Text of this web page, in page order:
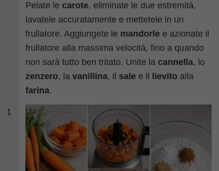
1
Pelate le carote, eliminate le due estremità,
lavatele accuratamente e mettetele in un
frullatore. Aggiungete le mandorle e azionate il
frullatore alla massima velocità, fino a quando
non sarà tutto ben tritato. Unite la cannella, lo
zenzero, lavanillina, il sale e il lievito alla
farina.